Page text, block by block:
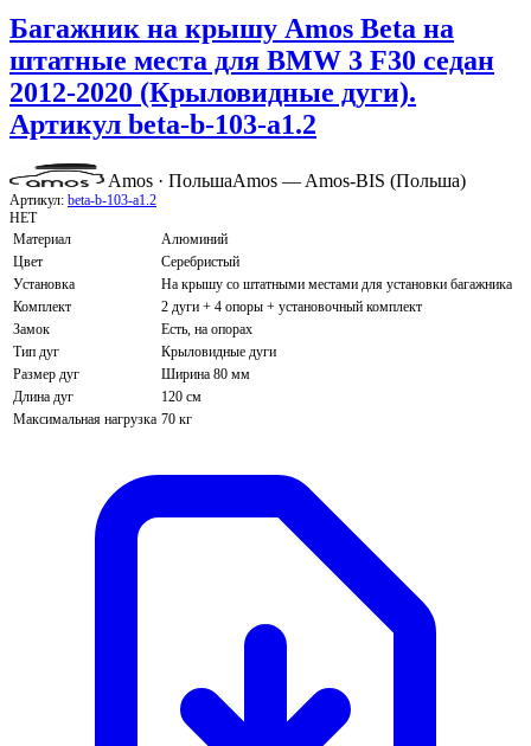
Багажник на крышу Amos Beta на
штатные места для BMW 3 F30 седан
2012-2020 (Крыловидные дуги).
Артикул beta-b-103-a1.2
Amos · ПольшаAmos — Amos-BIS (Польша)
Артикул: beta-b-103-a1.2
НЕТ
Материал
Алюминий
Цвет
Серебристый
Установка
На крышу со штатными местами для установки багажника
Комплект
2 дуги + 4 опоры + установочный комплект
Замок
Есть, на опорах
Тип дуг
Крыловидные дуги
Размер дуг
Ширина 80 мм
Длина дуг
120 см
Максимальная нагрузка 70 кг